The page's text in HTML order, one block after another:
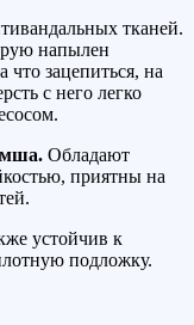
тканей.
напылен
что зацепиться, на
с него легко
Обладают
приятны на
устойчив к
подложку.